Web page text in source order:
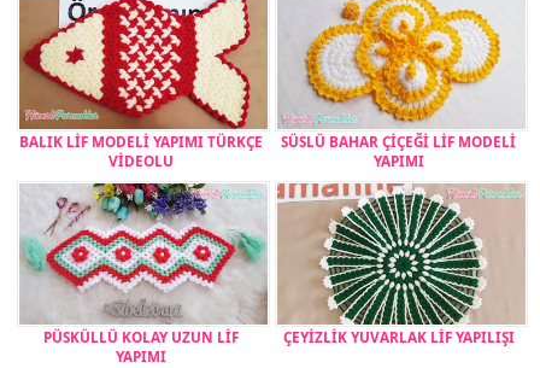
BALIK LİF MODELİ YAPIMI TÜRKÇE
VİDEOLU
SÜSLÜ BAHAR ÇİÇEĞİ LİF MODELİ
YAPIMI
PÜSKÜLLÜ KOLAY UZUN LİF
YAPIMI
ÇEYİZLİK YUVARLAK LİF YAPILIŞI